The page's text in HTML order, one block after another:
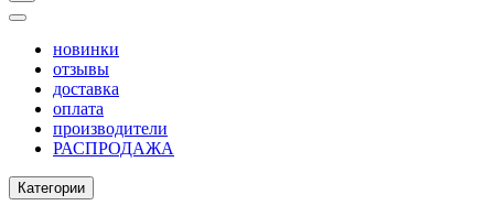
новинки
отзывы
доставка
оплата
производители
РАСПРОДАЖА
Категории